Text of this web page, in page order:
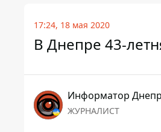
17:24, 18 мая 2020
В Днепре 43-
Информатор Днепр
ЖУРНАЛИСТ